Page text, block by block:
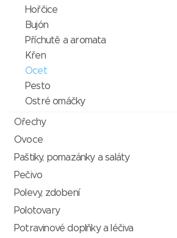
Hořčice
Bujón
Příchutě a aromata
Křen
Ocet
Pesto
Ostré omáčky
Ořechy
Ovoce
Paštiky, pomazánky a saláty
Pečivo
Polevy, zdobení
Polotovary
Potravinové doplňky a léčiva